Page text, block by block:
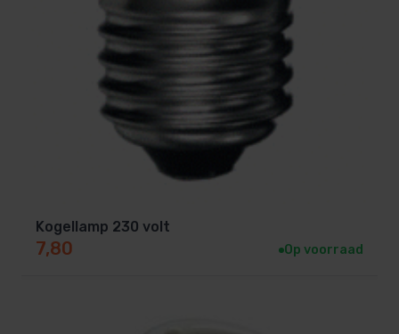
Kogellamp 230 volt
7,80 Op voorraad